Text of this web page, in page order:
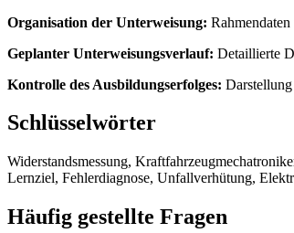
Organisation der Unterweisung:
Geplanter Unterweisungsverlauf: Detaillierte
Kontrolle des Ausbildungserfolges:
Schlüsselwörter
Widerstandsmessung,
Lernziel, Fehlerdiagnose, Unfallverhütung,
Häufig gestellte Fragen